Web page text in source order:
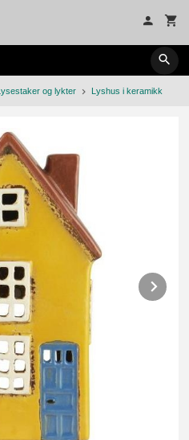
Lysestaker og lykter Lyshus i keramikk